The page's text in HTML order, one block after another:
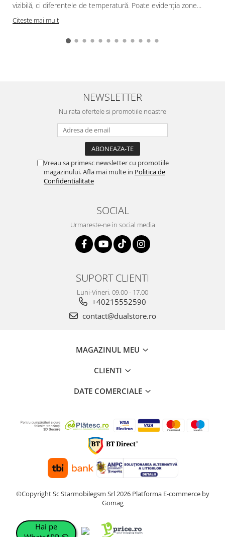
vizibilă, ci diferențele de temperatură. Poate evidenția zone...
Citeste mai mult
NEWSLETTER
Nu rata ofertele si promotiile noastre
Vreau sa primesc newsletter cu promotiile
magazinului. Afla mai multe in Politica de
Confidentialitate
SOCIAL
Urmareste-ne in social media
SUPORT CLIENTI
Luni-Vineri, 09.00 - 17.00
+40215552590
contact@dualstore.ro
MAGAZINUL MEU
CLIENTI
DATE COMERCIALE
©Copyright Sc Starmobilegsm Srl 2026 Platforma E-commerce by
Gomag
Hai pe